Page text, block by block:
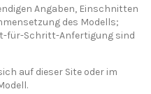
Angaben, Einschnitten
des Modells;
für-Schritt-Anfertigung sind
auf dieser Site oder im